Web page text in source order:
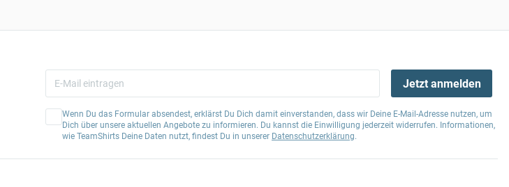
Jetzt anmelden
Wenn Du das Formular absendest, erklärst Du Dich damit einverstanden, dass wir Deine E-Mail-Adresse nutzen, um
Dich über unsere aktuellen Angebote zu informieren. Du kannst die Einwilligung jederzeit widerrufen. Informationen,
wie TeamShirts Deine Daten nutzt, findest Du in unserer Datenschutzerklärung.